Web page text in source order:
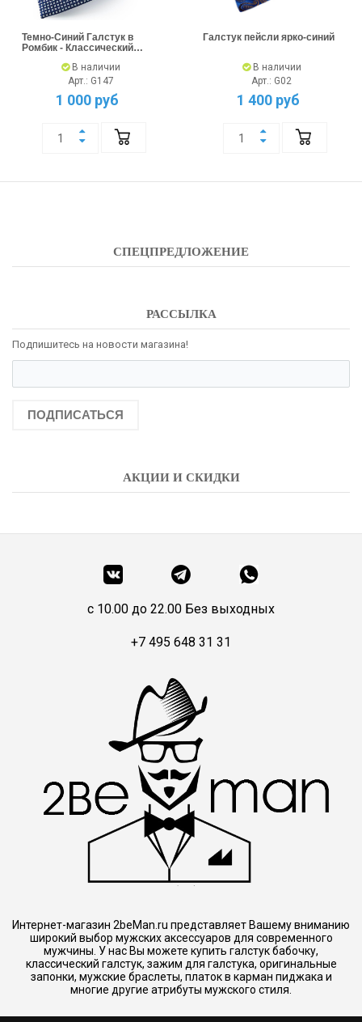
Темно-Синий Галстук в
Ромбик - Классический
В наличии
Арт.: G147
1 000 руб
Галстук пейсли ярко-синий
В наличии
Арт.: G02
1 400 руб
СПЕЦПРЕДЛОЖЕНИЕ
РАССЫЛКА
Подпишитесь на новости магазина!
ПОДПИСАТЬСЯ
АКЦИИ И СКИДКИ
c 10.00 до 22.00 Без выходных
+7 495 648 31 31
Интернет-магазин 2beMan.ru представляет Вашему вниманию
широкий выбор мужских аксессуаров для современного
мужчины. У нас Вы можете купить галстук бабочку,
классический галстук, зажим для галстука, оригинальные
запонки, мужские браслеты, платок в карман пиджака и
многие другие атрибуты мужского стиля.